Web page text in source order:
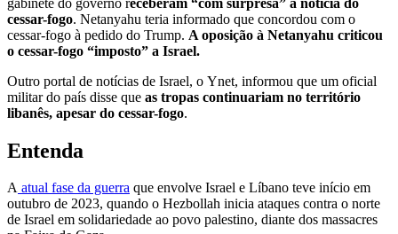
cessar-fogo. Netanyahu teria informado que concordou com o
cessar-fogo à pedido do Trump. A oposição à Netanyahu criticou
o cessar-fogo “imposto” a Israel.
Outro portal de notícias de Israel, o Ynet, informou que um oficial
militar do país disse que as tropas continuariam no território
libanês, apesar do cessar-fogo.
Entenda
A atual fase da guerra que envolve Israel e Líbano teve início em
outubro de 2023, quando o Hezbollah inicia ataques contra o norte
de Israel em solidariedade ao povo palestino, diante dos massacres